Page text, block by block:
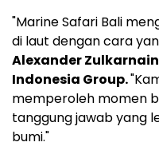
"Marine Safari Bali
di laut dengan cara
Alexander Zulkarnain
Indonesia Group.
memperoleh momen
tanggung jawab yang
bumi."